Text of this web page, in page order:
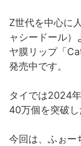
Z世代を中心に
ャシードール）
ヤ膜リップ「
発売中です。
タイでは2024
40万個を突破
今回は、ふぉー